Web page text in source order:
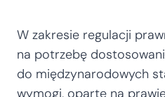
W zakresie regulacji
na potrzebę
do międzynarodowych